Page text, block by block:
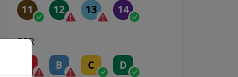
11 12 13 14
RER
B C D